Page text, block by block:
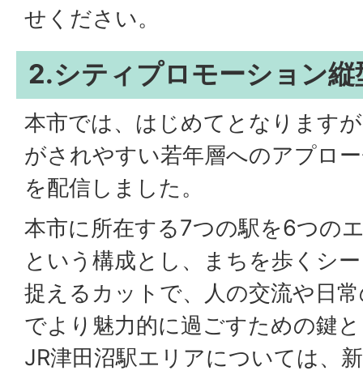
せください。
2.シティプロモーション
本市では、はじめてとなります
がされやすい若年層へのアプロ
を配信しました。
本市に所在する7つの駅を6つの
という構成とし、まちを歩くシ
捉えるカットで、人の交流や日
でより魅力的に過ごすための鍵
JR津田沼駅エリアについては、